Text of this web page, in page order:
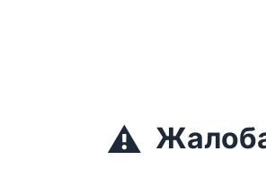
⚠️